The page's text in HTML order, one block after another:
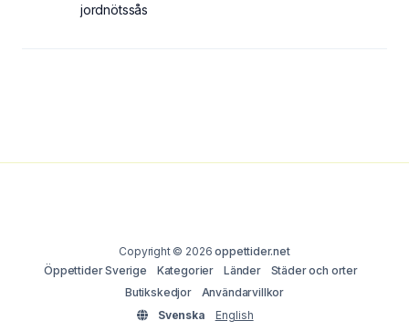
jordnötssås
Copyright © 2026oppettider.net
Öppettider Sverige
Kategorier Länder
Städer och orter
Butikskedjor
Användarvillkor
Svenska
English